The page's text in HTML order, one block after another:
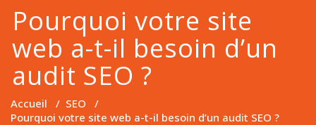
Pourquoi votre site
web a-t-il besoin d’un
audit SEO ?
Accueil / SEO /
Pourquoi votre site web a-t-il besoin d’un audit SEO ?